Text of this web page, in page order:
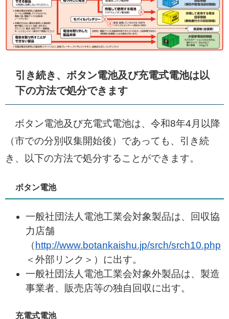
引き続き、ボタン電池及び充電式電池は以
下の方法で処分できます
ボタン電池及び充電式電池は、令和8年4月以降
（市での分別収集開始後）であっても、引き続
き、以下の方法で処分することができます。
ボタン電池
一般社団法人電池工業会対象製品は、回収協
力店舗
（http://www.botankaishu.jp/srch/srch10.php
＜外部リンク＞ ）に出す。
一般社団法人電池工業会対象外製品は、製造
事業者、販売店等の独自回収に出す。
充電式電池